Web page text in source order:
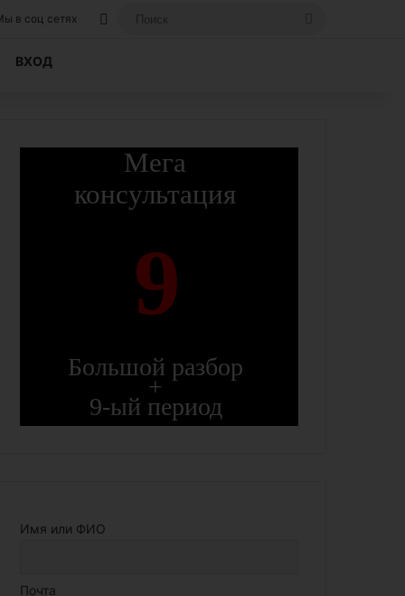
в соц сетях Вход, если вы уже регистрировались на
ВХОД
Мега
консультация
Большой разбор
+
9-ый период
9
Имя или ФИО
Почта